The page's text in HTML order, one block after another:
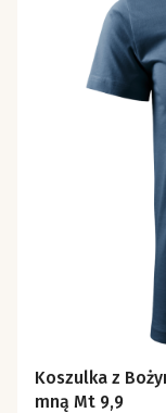
Koszulka z
mną Mt 9,9